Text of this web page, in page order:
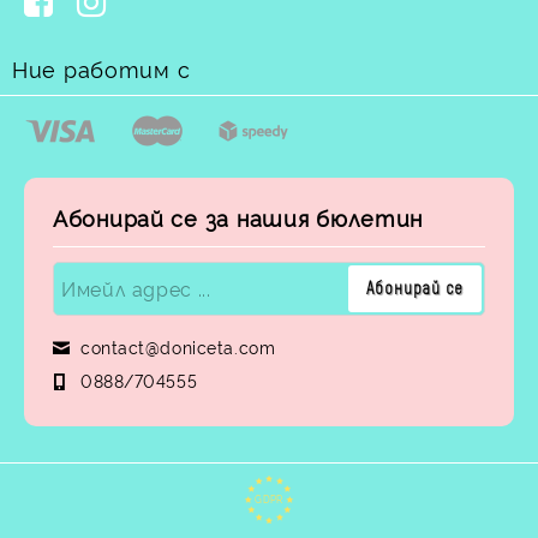
1 – 3 86 – 98
Изберете леко
104 –
116
116
детска градина;
фокусирайте се върху
издръжливостта.
122 –
134
Подходящ за ежедневие
и училище; търсете по-
140 –
изисква се модел, който
вкуса на по-големите
Ние работим с
Абонирай се за нашия бюлетин
contact@doniceta.com
0888/704555
GDPR